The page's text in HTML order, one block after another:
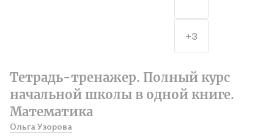
Тетрадь-тренажер. Полный курс
начальной школы в одной книге.
Математика
Ольга Узорова
+3